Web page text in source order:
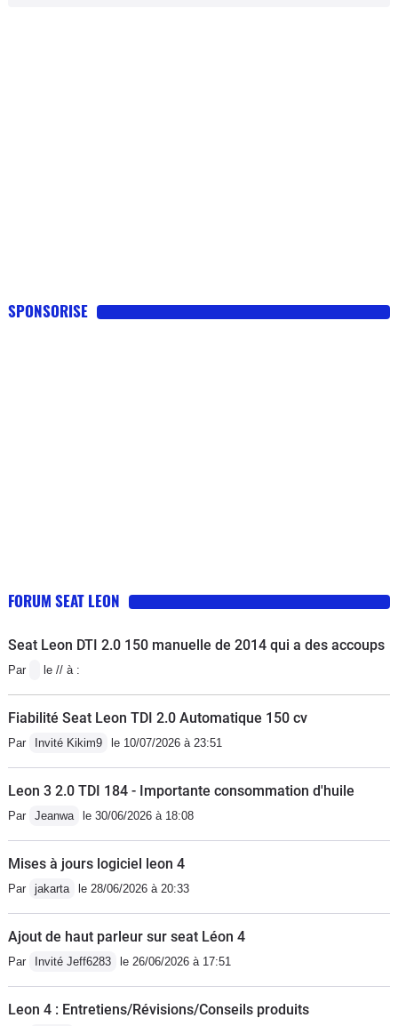
SPONSORISE
FORUM SEAT LEON
Seat Leon DTI 2.0 150 manuelle de 2014 qui a des accoups
Par le // à :
Fiabilité Seat Leon TDI 2.0 Automatique 150 cv
Par Invité Kikim9 le 10/07/2026 à 23:51
Leon 3 2.0 TDI 184 - Importante consommation d'huile
Par Jeanwa le 30/06/2026 à 18:08
Mises à jours logiciel leon 4
Par jakarta le 28/06/2026 à 20:33
Ajout de haut parleur sur seat Léon 4
Par Invité Jeff6283 le 26/06/2026 à 17:51
Leon 4 : Entretiens/Révisions/Conseils produits